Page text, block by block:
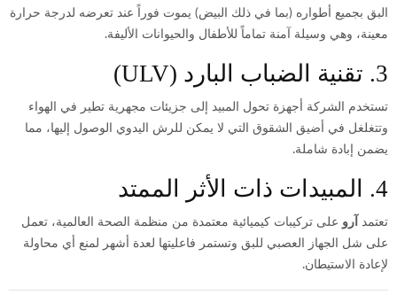
البق بجميع أطواره (بما في ذلك البيض) يموت فوراً عند تعرضه لدرجة حرارة
معينة، وهي وسيلة آمنة تماماً للأطفال والحيوانات الأليفة.
3. تقنية الضباب البارد (ULV)
تستخدم الشركة أجهزة تحول المبيد إلى جزيئات مجهرية تطير في الهواء
وتتغلغل في أضيق الشقوق التي لا يمكن للرش اليدوي الوصول إليها، مما
يضمن إبادة شاملة.
4. المبيدات ذات الأثر الممتد
تعتمد آرو على تركيبات كيميائية معتمدة من منظمة الصحة العالمية، تعمل
على شل الجهاز العصبي للبق وتستمر فاعليتها لعدة أشهر لمنع أي محاولة
لإعادة الاستيطان.